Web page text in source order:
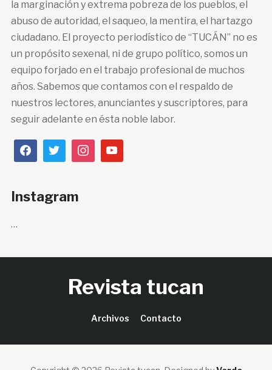
la marginación y extrema pobreza de los pueblos, el
abuso de autoridad, el saqueo, la mentira, el hartazgo
ciudadano. El proyecto periodístico de “TUCÁN” no es
un propósito sexenal, ni de grupo político, somos un
equipo forjado en el trabajo profesional de muchos
años. Sabemos que contamos con el respaldo de
nuestros lectores, anunciantes y suscriptores, para
seguir adelante en ésta noble labor.
Instagram
…
Revista tucan
Archivos Contacto